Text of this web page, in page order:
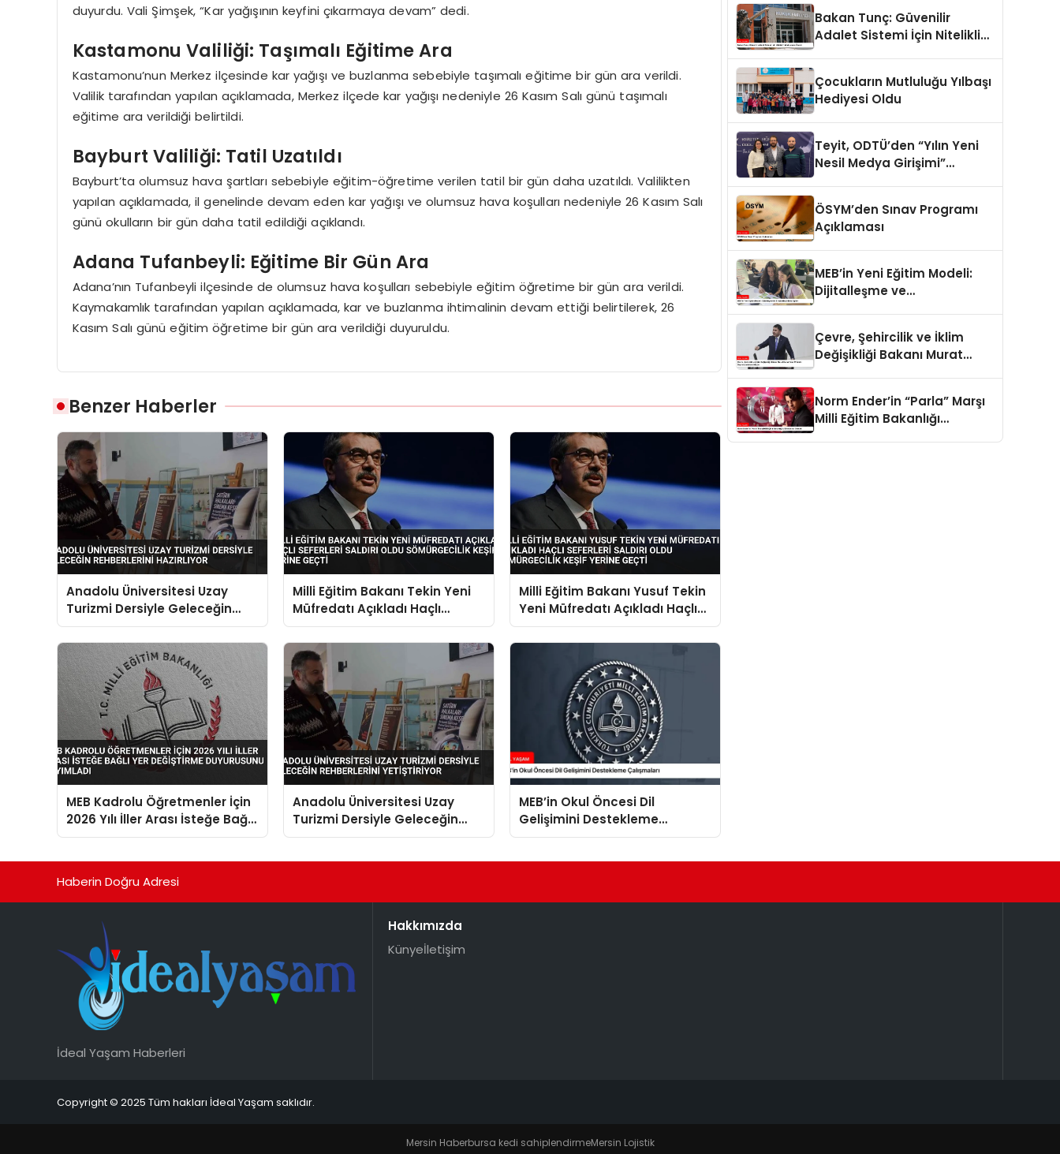
duyurdu. Vali Şimşek, “Kar yağışının keyfini çıkarmaya devam” dedi.
Kastamonu Valiliği: Taşımalı Eğitime Ara
Kastamonu’nun Merkez ilçesinde kar yağışı ve buzlanma sebebiyle taşımalı eğitime bir gün ara verildi.
Valilik tarafından yapılan açıklamada, Merkez ilçede kar yağışı nedeniyle 26 Kasım Salı günü taşımalı
eğitime ara verildiği belirtildi.
Bayburt Valiliği: Tatil Uzatıldı
Bayburt’ta olumsuz hava şartları sebebiyle eğitim-öğretime verilen tatil bir gün daha uzatıldı. Valilikten
yapılan açıklamada, il genelinde devam eden kar yağışı ve olumsuz hava koşulları nedeniyle 26 Kasım Salı
günü okulların bir gün daha tatil edildiği açıklandı.
Adana Tufanbeyli: Eğitime Bir Gün Ara
Adana’nın Tufanbeyli ilçesinde de olumsuz hava koşulları sebebiyle eğitim öğretime bir gün ara verildi.
Kaymakamlık tarafından yapılan açıklamada, kar ve buzlanma ihtimalinin devam ettiği belirtilerek, 26
Kasım Salı günü eğitim öğretime bir gün ara verildiği duyuruldu.
Benzer Haberler
Anadolu Üniversitesi Uzay
Turizmi Dersiyle Geleceğin
Rehberlerini Hazırlıyor
Milli Eğitim Bakanı Tekin Yeni
Müfredatı Açıkladı Haçlı
Seferleri Saldırı Oldu
Sömürgecilik Keşif Yerine
Geçti
Milli Eğitim Bakanı Yusuf Tekin
Yeni Müfredatı Açıkladı Haçlı
Seferleri Saldırı Oldu
Sömürgecilik Keşif Yerine
MEB Kadrolu Öğretmenler İçin
2026 Yılı İller Arası İsteğe Bağlı
Yer Değiştirme Duyurusunu
Anadolu Üniversitesi Uzay
Turizmi Dersiyle Geleceğin
Rehberlerini Yetiştiriyor
MEB’in Okul Öncesi Dil
Gelişimini Destekleme
Çalışmaları
Bakan Tunç: Güvenilir
Adalet Sistemi İçin Nitelikli
Çocukların Mutluluğu Yılbaşı
Hediyesi Oldu
Teyit, ODTÜ’den “Yılın Yeni
Nesil Medya Girişimi”
ÖSYM’den Sınav Programı
Açıklaması
MEB’in Yeni Eğitim Modeli:
Dijitalleşme ve
Çevre, Şehircilik ve İklim
Değişikliği Bakanı Murat
Norm Ender’in “Parla” Marşı
Milli Eğitim Bakanlığı
Haberin Doğru Adresi
İdeal Yaşam Haberleri
Hakkımızda
Künyeİletişim
Copyright © 2025 Tüm hakları İdeal Yaşam saklıdır.
Mersin Haberbursa kedi sahiplendirmeMersin Lojistik